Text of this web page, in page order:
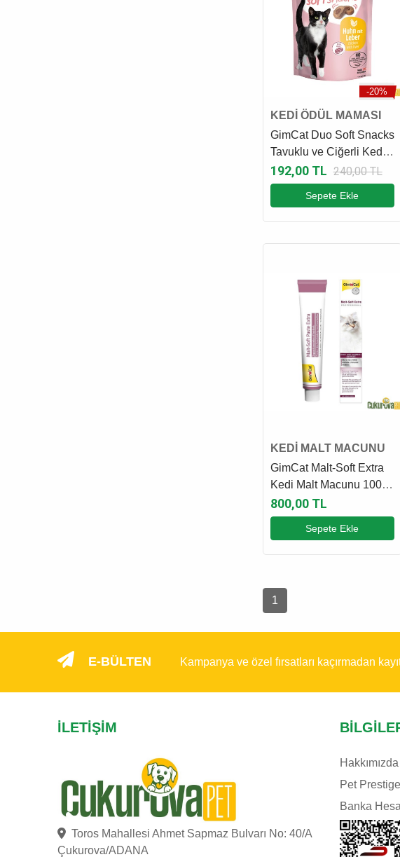
-20%
KEDİ ÖDÜL MAMASI
GimCat Duo Soft Snacks
Tavuklu ve Ciğerli Kedi
Ödül Maması 50 Gr
192,00 TL 240,00 TL
Sepete Ekle
KEDİ MALT MACUNU
GimCat Malt-Soft Extra
Kedi Malt Macunu 100
Gr
800,00 TL
Sepete Ekle
1
E-BÜLTEN Kampanya ve özel fırsatları kaçırmadan
İLETIŞIM
Toros Mahallesi Ahmet Sapmaz Bulvarı No: 40/A
Çukurova/ADANA
Hakkımızda
Pet
Banka